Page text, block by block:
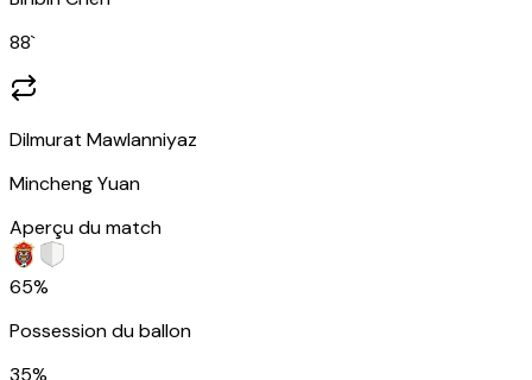
88`
Dilmurat Mawlanniyaz
Mincheng Yuan
Aperçu du match
65%
Possession du ballon
35%